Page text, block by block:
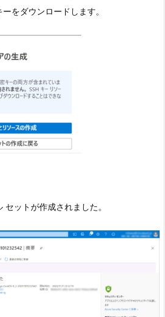
をダウンロードします。
ットが作成されました。